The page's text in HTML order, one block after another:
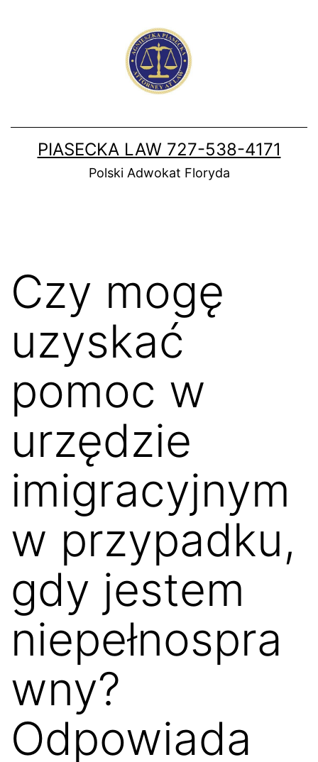
PIASECKA LAW 727-538-4171
Polski Adwokat Floryda
Czy mogę
uzyskać
pomoc w
urzędzie
imigracyjnym
w przypadku,
gdy jestem
niepełnospra
wny?
Odpowiada